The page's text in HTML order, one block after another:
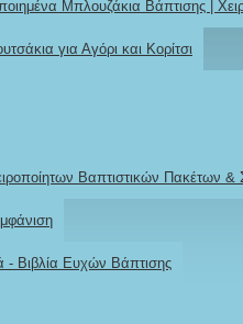
Μπλουζάκια Βάπτισης |
για Αγόρι και Κορίτσι
Βαπτιστικών Πακέτων &
- Βιβλία Ευχών Βάπτισης